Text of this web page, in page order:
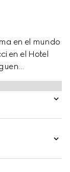
en el mundo
en el Hotel
Este
combinación
gris.